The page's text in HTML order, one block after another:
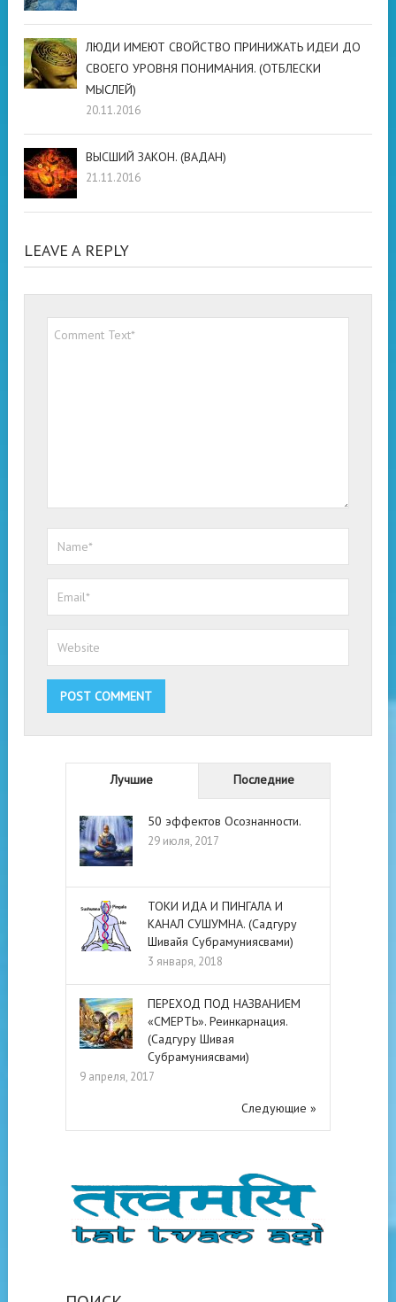
ЛЮДИ ИМЕЮТ СВОЙСТВО ПРИНИЖАТЬ ИДЕИ ДО
СВОЕГО УРОВНЯ ПОНИМАНИЯ. (ОТБЛЕСКИ
МЫСЛЕЙ)
20.11.2016
ВЫСШИЙ ЗАКОН. (ВАДАН)
21.11.2016
LEAVE A REPLY
Лучшие Последние
50 эффектов Осознанности.
29 июля, 2017
ТОКИ ИДА И ПИНГАЛА И
КАНАЛ СУШУМНА. (Садгуру
Шивайя Субрамуниясвами)
3 января, 2018
ПЕРЕХОД ПОД НАЗВАНИЕМ
«СМЕРТЬ». Реинкарнация.
(Садгуру Шивая
Субрамуниясвами)
9 апреля, 2017
Следующие »